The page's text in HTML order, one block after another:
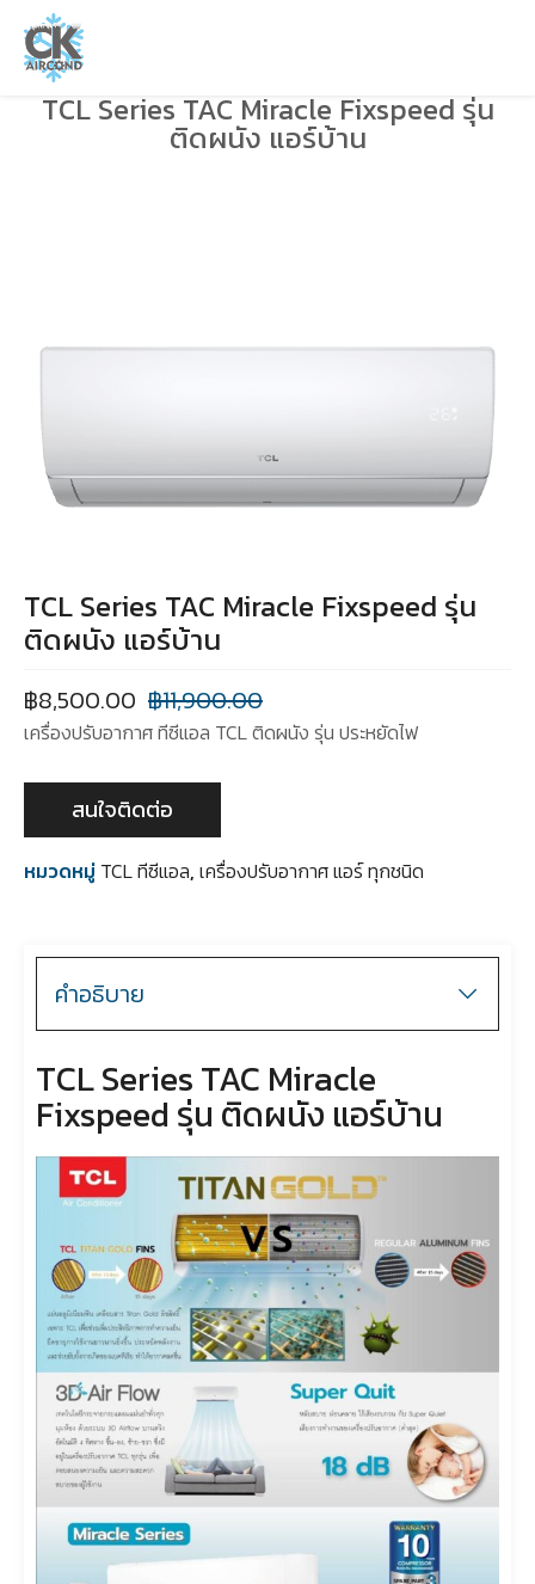
TCL Series TAC Miracle Fixspeed รุ่น
ติดผนัง แอร์บ้าน
TCL Series TAC Miracle Fixspeed รุ่น
ติดผนัง แอร์บ้าน
฿11,900.00
฿8,500.00
เครื่องปรับอากาศ ทีซีแอล TCL ติดผนัง รุ่น ประหยัดไฟ
สนใจติดต่อ
หมวดหมู่ TCL ทีซีแอล, เครื่องปรับอากาศ แอร์ ทุกชนิด
คำอธิบาย
TCL Series TAC Miracle
Fixspeed รุ่น ติดผนัง แอร์บ้าน